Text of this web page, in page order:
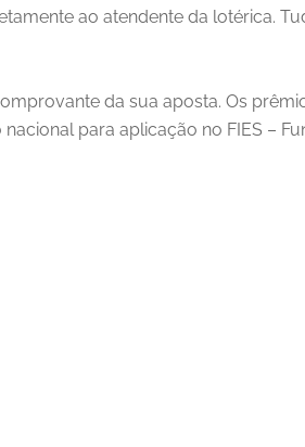
ao atendente da lotérica.
da sua aposta. Os
para aplicação no FIES –